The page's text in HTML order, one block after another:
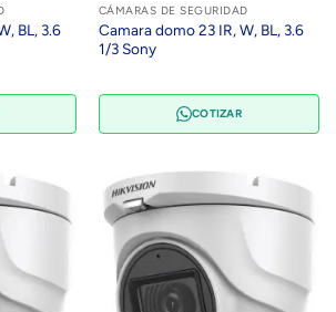
BL, 3.6
CÁMARAS DE SEGURIDAD
Camara domo 23 IR, W, BL, 3.6
1/3 Sony
COTIZAR